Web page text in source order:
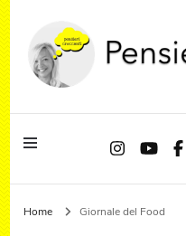
Home Giornale del Food